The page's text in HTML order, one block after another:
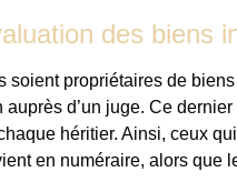
des biens
soient propriétaires de
d’un juge. Ce
héritier. Ainsi, ceux
en numéraire, alors que